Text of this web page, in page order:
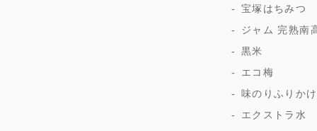
宝塚はちみつ
ジャム 完熟南
黒米
エコ梅
味のりふりか
エクストラ水